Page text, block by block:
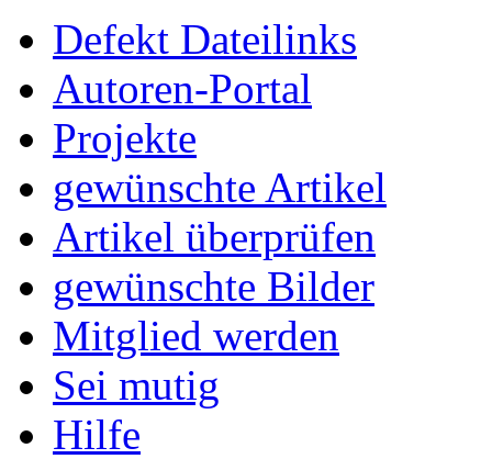
Defekt Dateilinks
Autoren-Portal
Projekte
gewünschte Artikel
Artikel überprüfen
gewünschte Bilder
Mitglied werden
Sei mutig
Hilfe